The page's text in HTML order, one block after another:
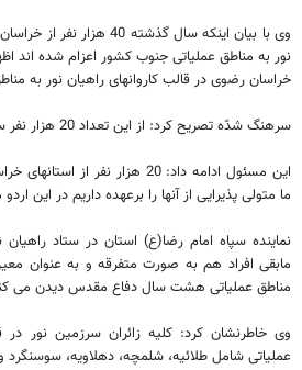
وی با بیان اینکه سال گذشته
خراسان رضوی در قالب کاروانهای راهیان نور به
سرهنگ شدّه تصریح کرد: از این تعداد 20 هزار نفر سهمیه خراسان رضوی هستند.
این مسئول ادامه داد: 20 هزار
ما متولی پذیرایی از آنها را برعهده داریم در این
نماینده سپاه امام رضا(ع) استان در ستاد
مابقی افراد هم به صورت متفرقه و به عنوان
مناطق عملیاتی هشت سال دفاع مقدس دیدن می
عملیاتی شامل طلائیه، شلمچه، دهلاویه، سوسنگرد